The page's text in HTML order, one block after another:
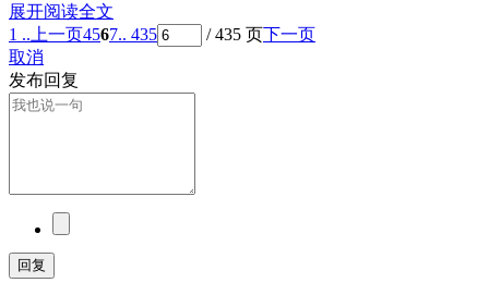
展开阅读全文
1 .. 上一页4567.. 435 / 435 页下一页
取消
发布回复
回复